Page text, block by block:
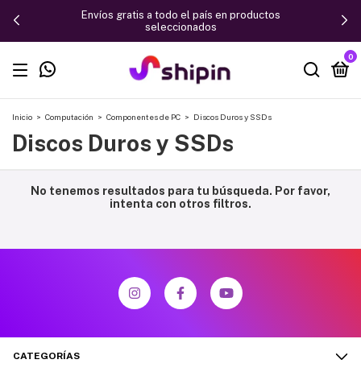
Envíos gratis a todo el país en productos
seleccionados
0
Inicio > Computación > Componentes de PC > Discos Duros y SSDs
Discos Duros y SSDs
No tenemos resultados para tu búsqueda. Por favor,
intenta con otros filtros.
CATEGORÍAS